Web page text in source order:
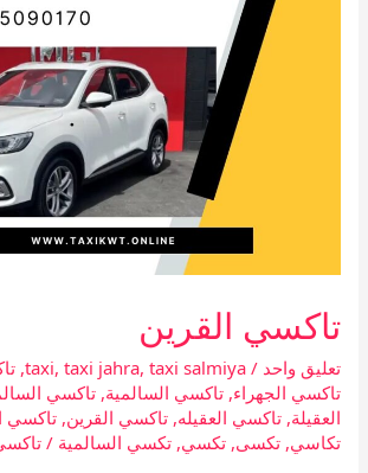
تاكسي القرين
تعليق واحد /
taxi, taxi jahra, taxi salmiya
,
تاكسي الجهراء,تاكسي السالمية,تاكسي
العقيلة,تاكسي العقيله,تاكسي القرين,تاكسي
تكاسي,تكسى,تكسي,تكسي السالمية /